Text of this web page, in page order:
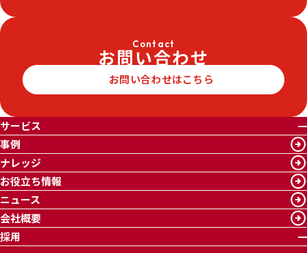
Contact
お問い合わせ
お問い合わせはこちら
サービス
事例
ナレッジ
お役立ち情報
ニュース
会社概要
採用